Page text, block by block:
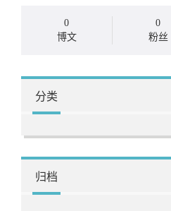
0
博文
0
粉丝
分类
归档